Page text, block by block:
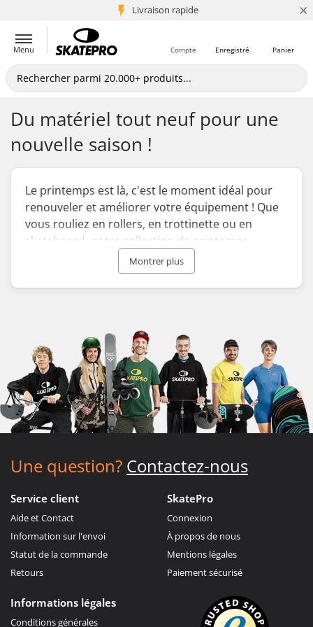
Livraison rapide
+5 mio de clients ×
Menu Panier
Enregistré
Compte
Du matériel tout neuf pour une
nouvelle saison !
Le printemps est là, c'est le moment idéal pour
renouveler et améliorer votre équipement ! Que
vous rouliez en rollers, en trottinette ou en
skateboard, notre collection de printemps
regorge d'équipements de qualité supérieure
pour rendre chaque sortie encore plus agréable.
Découvrez nos coups de cœur triés sur le volet –
préparez-vous à vivre vos meilleures aventures
en plein air !
Montrer plus
Une question? Contactez-nous
Service client
Aide et Contact
Information sur l'envoi
Statut de la commande
Retours
SkatePro
Connexion
À propos de nous
Mentions légales
Paiement sécurisé
Informations légales
Conditions générales